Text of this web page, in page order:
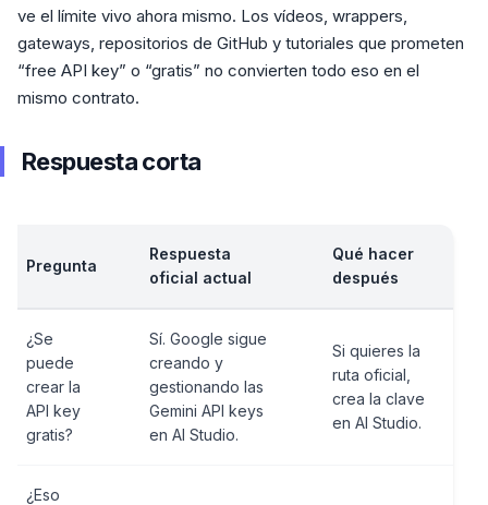
ve el límite vivo ahora mismo. Los vídeos, wrappers,
gateways, repositorios de GitHub y tutoriales que prometen
“free API key” o “gratis” no convierten todo eso en el
mismo contrato.
Respuesta corta
Pregunta
Respuesta
oficial actual
Qué hacer
después
¿Se
puede
crear la
API key
gratis?
Sí. Google sigue
creando y
gestionando las
Gemini API keys
en AI Studio.
Si quieres la
ruta oficial,
crea la clave
en AI Studio.
¿Eso